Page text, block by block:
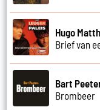
Hugo
Brief van
Bart
Brombeer